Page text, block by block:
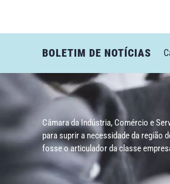
BOLETIM DE NOTÍCIAS
Câmara da Indústria, Comércio e
para suprir a necessidade da região
fosse o articulador da classe